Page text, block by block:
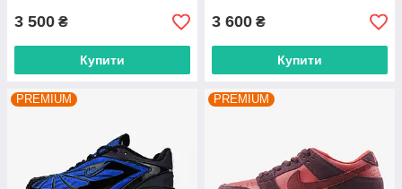
3 500 ₴
Купити
3 600 ₴
Купити
PREMIUM PREMIUM